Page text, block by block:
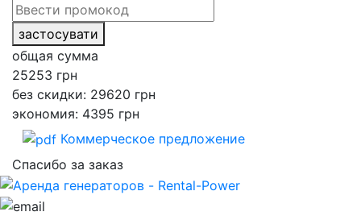
застосувати
общая сумма
25253 грн
без скидки: 29620 грн
экономия: 4395 грн
Коммерческое предложение
Спасибо за заказ